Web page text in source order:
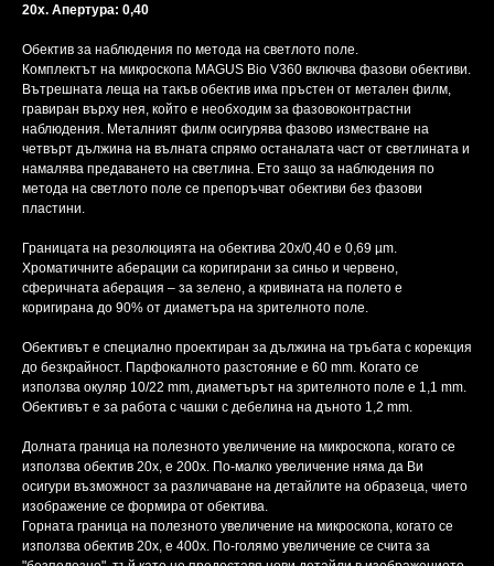
20x. Апертура: 0,40
Обектив за наблюдения по метода на светлото поле.
Комплектът на микроскопа MAGUS Bio V360 включва фазови обективи.
Вътрешната леща на такъв обектив има пръстен от метален филм,
гравиран върху нея, който е необходим за фазовоконтрастни
наблюдения. Металният филм осигурява фазово изместване на
четвърт дължина на вълната спрямо останалата част от светлината и
намалява предаването на светлина. Ето защо за наблюдения по
метода на светлото поле се препоръчват обективи без фазови
пластини.
Границата на резолюцията на обектива 20х/0,40 е 0,69 µm.
Хроматичните аберации са коригирани за синьо и червено,
сферичната аберация – за зелено, а кривината на полето е
коригирана до 90% от диаметъра на зрителното поле.
Обективът е специално проектиран за дължина на тръбата с корекция
до безкрайност. Парфокалното разстояние е 60 mm. Когато се
използва окуляр 10/22 mm, диаметърът на зрителното поле е 1,1 mm.
Обективът е за работа с чашки с дебелина на дъното 1,2 mm.
Долната граница на полезното увеличение на микроскопа, когато се
използва обектив 20x, е 200x. По-малко увеличение няма да Ви
осигури възможност за различаване на детайлите на образеца, чието
изображение се формира от обектива.
Горната граница на полезното увеличение на микроскопа, когато се
използва обектив 20x, е 400x. По-голямо увеличение се счита за